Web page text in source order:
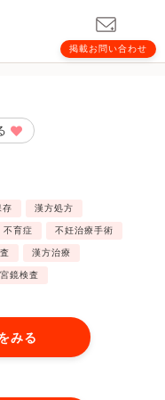
掲載お問い合わせ
存 漢方処方
不育症 不妊治療手術
漢方治療
鏡検査
みる